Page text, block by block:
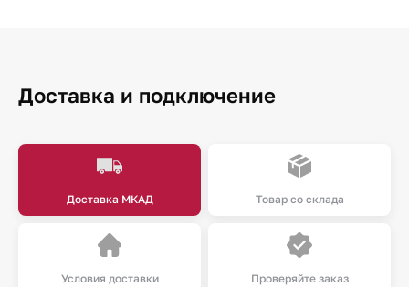
Доставка и подключение
Доставка МКАД Товар со склада
Условия доставки Проверяйте заказ